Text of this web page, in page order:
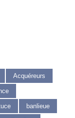
Acquéreurs
banlieue